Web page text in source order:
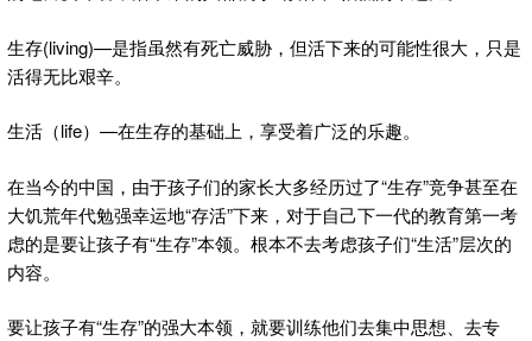
生存(living)—是指虽然有死亡威胁，但活下来的可能性很大，只是
活得无比艰辛。
生活（life）—在生存的基础上，享受着广泛的乐趣。
在当今的中国，由于孩子们的家长大多经历过了“生存”竞争甚至在
大饥荒年代勉强幸运地“存活”下来，对于自己下一代的教育第一考
虑的是要让孩子有“生存”本领。根本不去考虑孩子们“生活”层次的
内容。
要让孩子有“生存”的强大本领，就要训练他们去集中思想、去专